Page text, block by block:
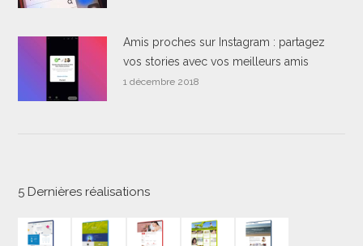
Amis proches sur Instagram : partagez
vos stories avec vos meilleurs amis
1 décembre 2018
5 Dernières réalisations